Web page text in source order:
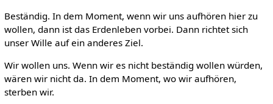
Beständig. In dem Moment, wenn wir uns aufhören hier zu
wollen, dann ist das Erdenleben vorbei. Dann richtet sich
unser Wille auf ein anderes Ziel.
Wir wollen uns. Wenn wir es nicht beständig wollen würden,
wären wir nicht da. In dem Moment, wo wir aufhören,
sterben wir.